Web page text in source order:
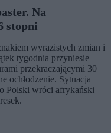
Na
stopni
wyrazistych zmian i
tygodnia przyniesie
przekraczającymi 30
ochłodzenie. Sytuacja
Polski wróci afrykański